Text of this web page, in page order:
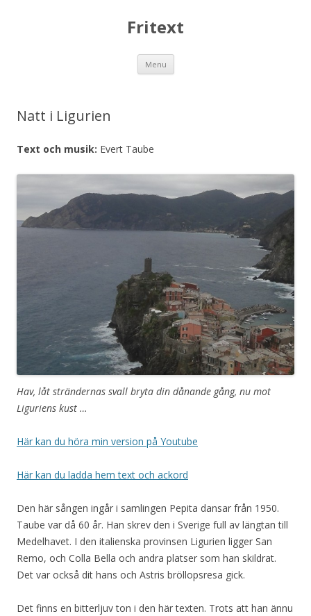
Fritext
Menu Skip
content
Natt i Ligurien
Text och musik: Evert Taube
Hav, låt strändernas svall bryta din dånande gång, nu mot
Liguriens kust …
Här kan du höra min version på Youtube
Här kan du ladda hem text och ackord
Den här sången ingår i samlingen Pepita dansar från 1950.
Taube var då 60 år. Han skrev den i Sverige full av längtan till
Medelhavet. I den italienska provinsen Ligurien ligger San
Remo, och Colla Bella och andra platser som han skildrat.
Det var också dit hans och Astris bröllopsresa gick.
Det finns en bitterljuv ton i den här texten. Trots att han ännu